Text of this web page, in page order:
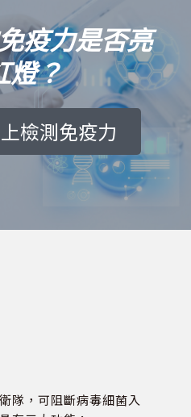
疫力是否亮
燈？
檢測免疫力
隊，可阻斷病毒細菌入